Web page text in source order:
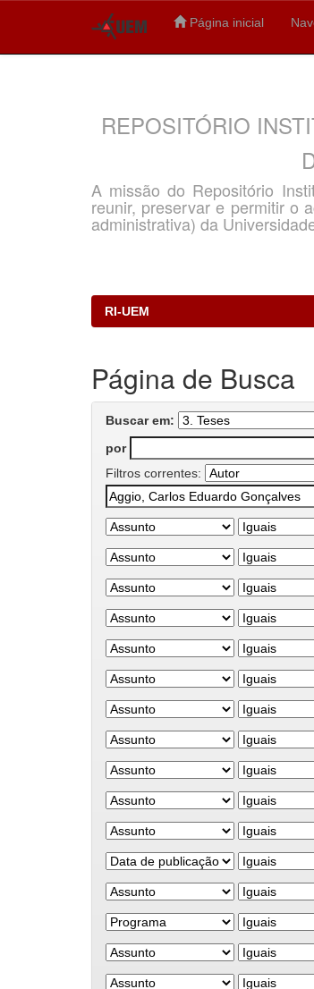
Página inicial
REPOSITÓRIO
A missão do Repositório
reunir, preservar e permitir o
administrativa) da
RI-UEM
Página de Busca
Buscar em:
por
Filtros correntes: